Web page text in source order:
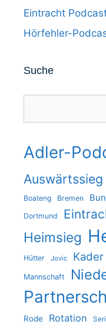
Eintracht
Hörfehler-
Suche
Adler-
Auswärtssieg
Boateng Bremen
Dortmund
Heimsieg
Hütter Jovic Kader
Mannschaft
Rode Rotation